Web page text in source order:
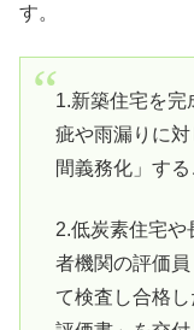
す。
1.新築住宅を完
疵や雨漏りに
間義務化」する
2.低炭素住宅や
者機関の評価
て検査し合格